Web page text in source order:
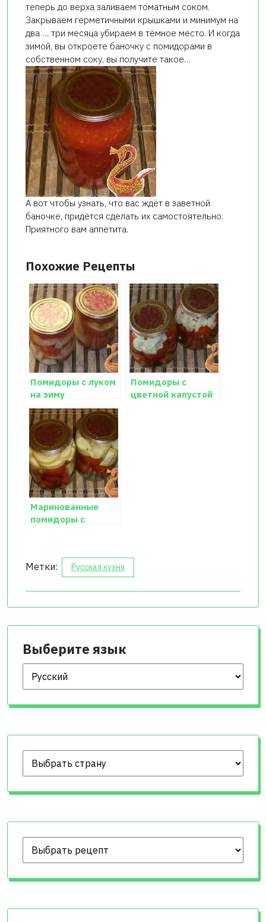
теперь до верха заливаем томатным соком.
Закрываем герметичными крышками и минимум на
два … три месяца убираем в тёмное место. И когда
зимой, вы откроете баночку с помидорами в
собственном соку, вы получите такое…
А вот чтобы узнать, что вас ждёт в заветной
баночке, придётся сделать их самостоятельно.
Приятного вам аппетита.
Похожие Рецепты
Помидоры с луком
на зиму
Помидоры с
цветной капустой
Маринованные
помидоры с
Метки: Русская кухня
Выберите язык
Выберите язык